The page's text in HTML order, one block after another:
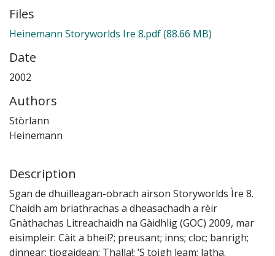
Files
Heinemann Storyworlds Ire 8.pdf(88.66 MB)
Date
2002
Authors
Stòrlann
Heinemann
Description
Sgan de dhuilleagan-obrach airson Storyworlds Ìre 8.
Chaidh am briathrachas a dheasachadh a rèir
Gnàthachas Litreachaidh na Gàidhlig (GOC) 2009, mar
eisimpleir: Càit a bheil?; preusant; inns; cloc; banrigh;
dinnear; tiogaidean; Thalla!; ’S toigh leam; latha.